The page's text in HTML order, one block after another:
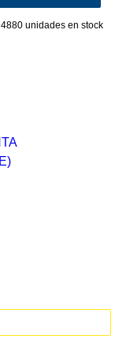
4880unidades en stock